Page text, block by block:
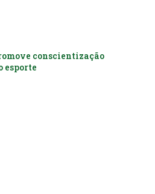
conscientização
esporte